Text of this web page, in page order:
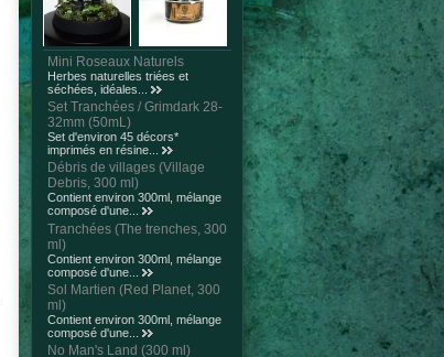
Mini Roseaux Naturels
Herbes naturelles triées et
séchées, idéales...
Set Tranchées / Grimdark 28-
32mm (50mL)
Set d'environ 45 décors*
imprimés en résine...
Débris de villages (Village
Debris, 300 ml)
Contient environ 300ml, mélange
composé d'une...
Tranchées (The trenches, 300
ml)
Contient environ 300ml, mélange
composé d'une...
Sol Martien (Red Planet, 300
ml)
Contient environ 300ml, mélange
composé d'une...
No Man's Land (300 ml)